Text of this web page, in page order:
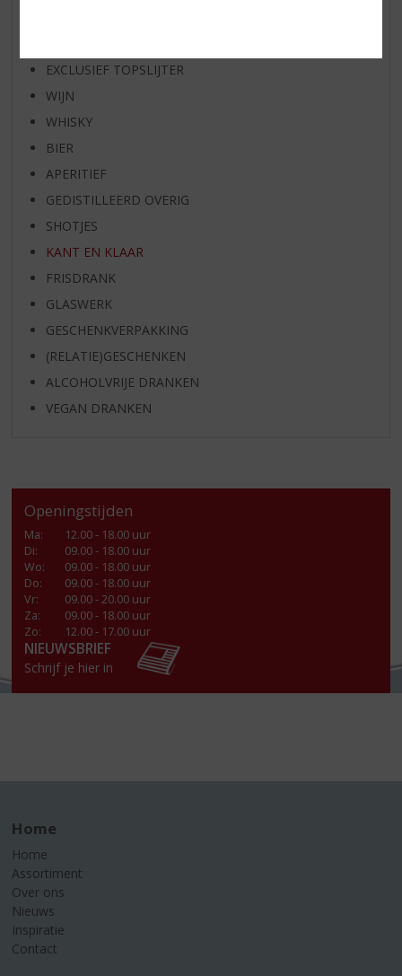
EXCLUSIEF TOPSLIJTER
WIJN
WHISKY
BIER
APERITIEF
GEDISTILLEERD OVERIG
SHOTJES
KANT EN KLAAR
FRISDRANK
GLASWERK
GESCHENKVERPAKKING
(RELATIE)GESCHENKEN
ALCOHOLVRIJE DRANKEN
VEGAN DRANKEN
Openingstijden
Ma:
12.00 - 18.00 uur
Di:
09.00 - 18.00 uur
Wo:
09.00 - 18.00 uur
Do:
09.00 - 18.00 uur
Vr:
09.00 - 20.00 uur
Za:
09.00 - 18.00 uur
Zo:
12.00 - 17.00 uur
NIEUWSBRIEF
Schrijf je hier in
Home
Home
Assortiment
Over ons
Nieuws
Inspiratie
Contact